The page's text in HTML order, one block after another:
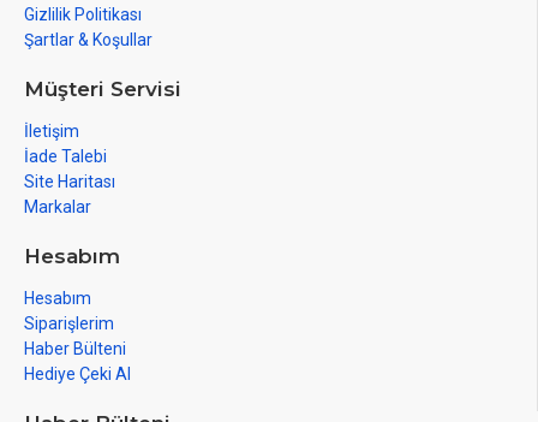
Gizlilik Politikası
Şartlar & Koşullar
Müşteri Servisi
İletişim
İade Talebi
Site Haritası
Markalar
Hesabım
Hesabım
Siparişlerim
Haber Bülteni
Hediye Çeki Al